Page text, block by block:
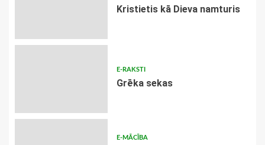
Kristietis kā Dieva namturis
E-RAKSTI
Grēka sekas
E-MĀCĪBA